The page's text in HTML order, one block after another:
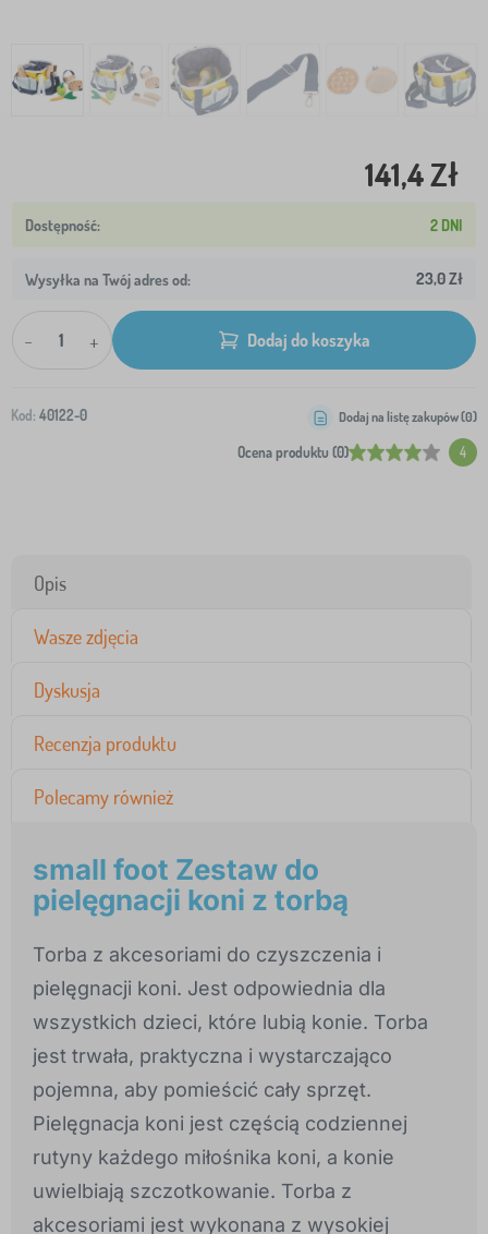
141,4 Zł
2 DNI
Wysyłka na Twój adres od: 23,0 Zł
- + Dodaj do koszyka
Kod: 40122-0
Ocena produktu (0) 4
Dodaj na listę zakupów (0)
Opis
Wasze zdjęcia
Dyskusja
Recenzja produktu
Polecamy również
small foot Zestaw do
pielęgnacji koni z torbą
Torba z akcesoriami do czyszczenia i
pielęgnacji koni. Jest odpowiednia dla
wszystkich dzieci, które lubią konie. Torba
jest trwała, praktyczna i wystarczająco
pojemna, aby pomieścić cały sprzęt.
Pielęgnacja koni jest częścią codziennej
rutyny każdego miłośnika koni, a konie
uwielbiają szczotkowanie. Torba z
akcesoriami jest wykonana z wysokiej